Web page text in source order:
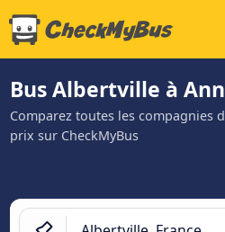
Bus Albertville à
Comparez toutes les compagnies
prix sur CheckMyBus